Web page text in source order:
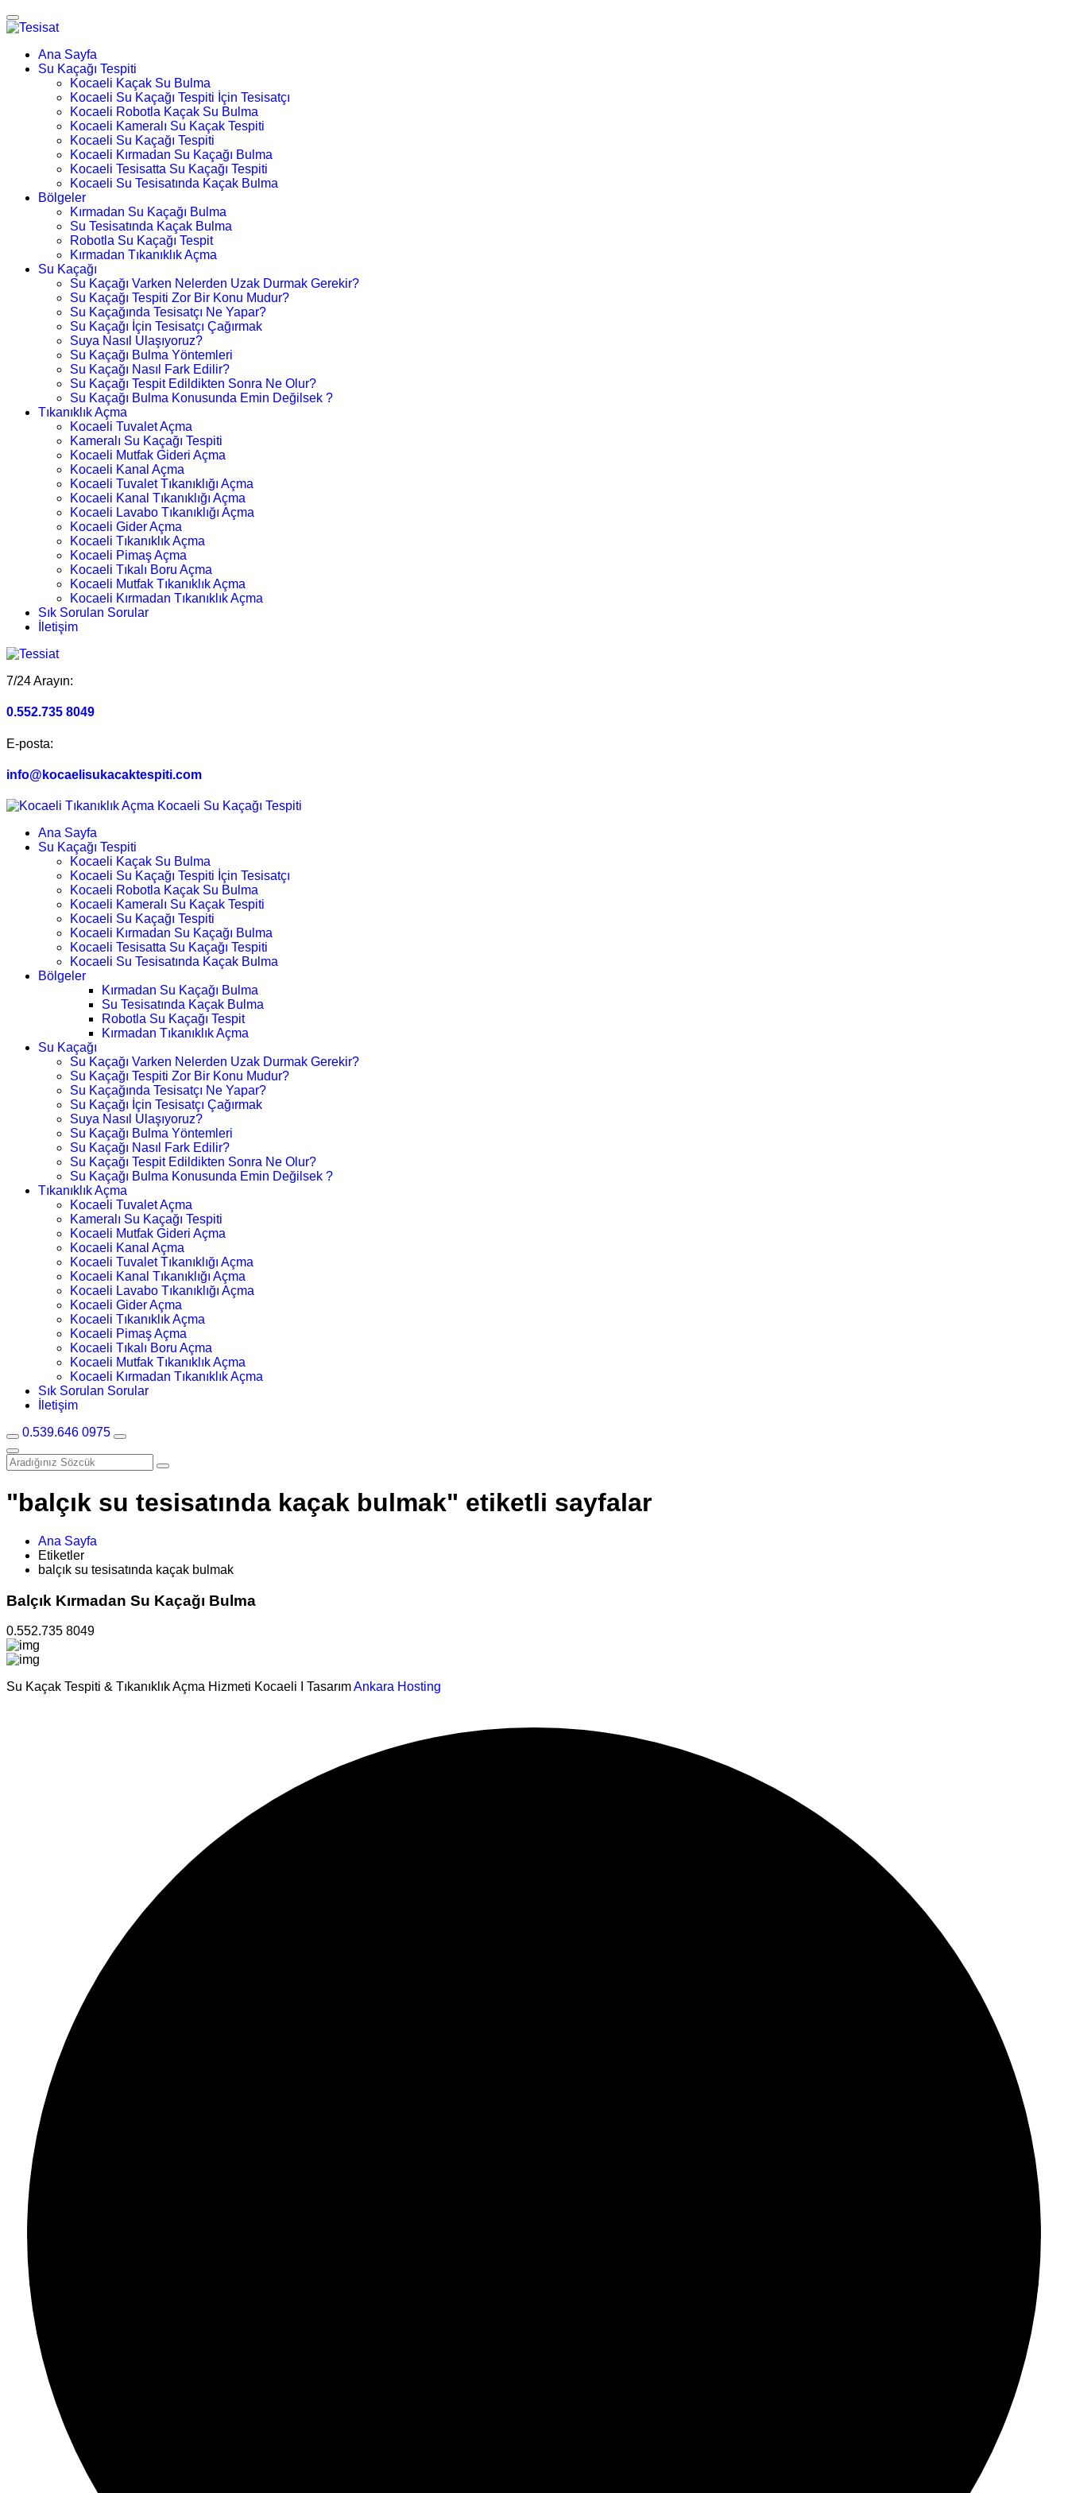
Ana Sayfa
Su Kaçağı Tespiti
Kocaeli Kaçak Su Bulma
Kocaeli Su Kaçağı Tespiti İçin Tesisatçı
Kocaeli Robotla Kaçak Su Bulma
Kocaeli Kameralı Su Kaçak Tespiti
Kocaeli Su Kaçağı Tespiti
Kocaeli Kırmadan Su Kaçağı Bulma
Kocaeli Tesisatta Su Kaçağı Tespiti
Kocaeli Su Tesisatında Kaçak Bulma
Bölgeler
Kırmadan Su Kaçağı Bulma
Su Tesisatında Kaçak Bulma
Robotla Su Kaçağı Tespit
Kırmadan Tıkanıklık Açma
Su Kaçağı
Su Kaçağı Varken Nelerden Uzak Durmak Gerekir?
Su Kaçağı Tespiti Zor Bir Konu Mudur?
Su Kaçağında Tesisatçı Ne Yapar?
Su Kaçağı İçin Tesisatçı Çağırmak
Suya Nasıl Ulaşıyoruz?
Su Kaçağı Bulma Yöntemleri
Su Kaçağı Nasıl Fark Edilir?
Su Kaçağı Tespit Edildikten Sonra Ne Olur?
Su Kaçağı Bulma Konusunda Emin Değilsek ?
Tıkanıklık Açma
Kocaeli Tuvalet Açma
Kameralı Su Kaçağı Tespiti
Kocaeli Mutfak Gideri Açma
Kocaeli Kanal Açma
Kocaeli Tuvalet Tıkanıklığı Açma
Kocaeli Kanal Tıkanıklığı Açma
Kocaeli Lavabo Tıkanıklığı Açma
Kocaeli Gider Açma
Kocaeli Tıkanıklık Açma
Kocaeli Pimaş Açma
Kocaeli Tıkalı Boru Açma
Kocaeli Mutfak Tıkanıklık Açma
Kocaeli Kırmadan Tıkanıklık Açma
Sık Sorulan Sorular
İletişim
7/24 Arayın:
0.552.735 8049
E-posta:
info@kocaelisukacaktespiti.com
Ana Sayfa
Su Kaçağı Tespiti
Kocaeli Kaçak Su Bulma
Kocaeli Su Kaçağı Tespiti İçin Tesisatçı
Kocaeli Robotla Kaçak Su Bulma
Kocaeli Kameralı Su Kaçak Tespiti
Kocaeli Su Kaçağı Tespiti
Kocaeli Kırmadan Su Kaçağı Bulma
Kocaeli Tesisatta Su Kaçağı Tespiti
Kocaeli Su Tesisatında Kaçak Bulma
Bölgeler
Kırmadan Su Kaçağı Bulma
Su Tesisatında Kaçak Bulma
Robotla Su Kaçağı Tespit
Kırmadan Tıkanıklık Açma
Su Kaçağı
Su Kaçağı Varken Nelerden Uzak Durmak Gerekir?
Su Kaçağı Tespiti Zor Bir Konu Mudur?
Su Kaçağında Tesisatçı Ne Yapar?
Su Kaçağı İçin Tesisatçı Çağırmak
Suya Nasıl Ulaşıyoruz?
Su Kaçağı Bulma Yöntemleri
Su Kaçağı Nasıl Fark Edilir?
Su Kaçağı Tespit Edildikten Sonra Ne Olur?
Su Kaçağı Bulma Konusunda Emin Değilsek ?
Tıkanıklık Açma
Kocaeli Tuvalet Açma
Kameralı Su Kaçağı Tespiti
Kocaeli Mutfak Gideri Açma
Kocaeli Kanal Açma
Kocaeli Tuvalet Tıkanıklığı Açma
Kocaeli Kanal Tıkanıklığı Açma
Kocaeli Lavabo Tıkanıklığı Açma
Kocaeli Gider Açma
Kocaeli Tıkanıklık Açma
Kocaeli Pimaş Açma
Kocaeli Tıkalı Boru Açma
Kocaeli Mutfak Tıkanıklık Açma
Kocaeli Kırmadan Tıkanıklık Açma
Sık Sorulan Sorular
İletişim
0.539.646 0975
"balçık su tesisatında kaçak bulmak" etiketli sayfalar
Ana Sayfa
Etiketler
balçık su tesisatında kaçak bulmak
Balçık Kırmadan Su Kaçağı Bulma
0.552.735 8049
Su Kaçak Tespiti & Tıkanıklık Açma Hizmeti Kocaeli I TasarımAnkara Hosting